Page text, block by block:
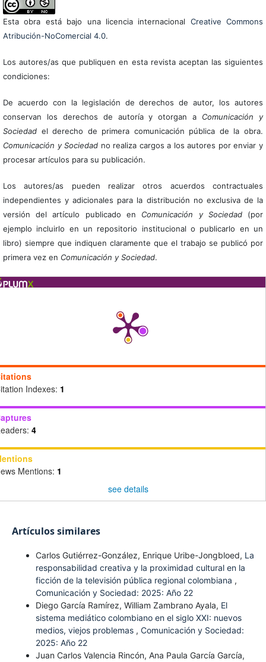
Esta obra está bajo una licencia internacional Creative Commons
Atribución-NoComercial 4.0.
Los autores/as que publiquen en esta revista aceptan las siguientes
condiciones:
De acuerdo con la legislación de derechos de autor, los autores
conservan los derechos de autoría y otorgan a Comunicación y
Sociedadel derecho de primera comunicación pública de la obra.
Comunicación y Sociedad no realiza cargos a los autores por enviar y
procesar artículos para su publicación.
Los autores/as pueden realizar otros acuerdos contractuales
independientes y adicionales para la distribución no exclusiva de la
versión del artículo publicado en Comunicación y Sociedad(por
ejemplo incluirlo en un repositorio institucional o publicarlo en un
libro) siempre que indiquen claramente que el trabajo se publicó por
primera vez en Comunicación y Sociedad.
Indexes: 1
4
Mentions: 1
see details
Artículos similares
Carlos Gutiérrez-González, Enrique Uribe-Jongbloed, La
responsabilidad creativa y la proximidad cultural en la
ficción de la televisión pública regional colombiana ,
Comunicación y Sociedad: 2025: Año 22
Diego García Ramírez, William Zambrano Ayala, El
sistema mediático colombiano en el siglo XXI: nuevos
medios, viejos problemas , Comunicación y Sociedad:
2025: Año 22
Juan Carlos Valencia Rincón, Ana Paula García García,